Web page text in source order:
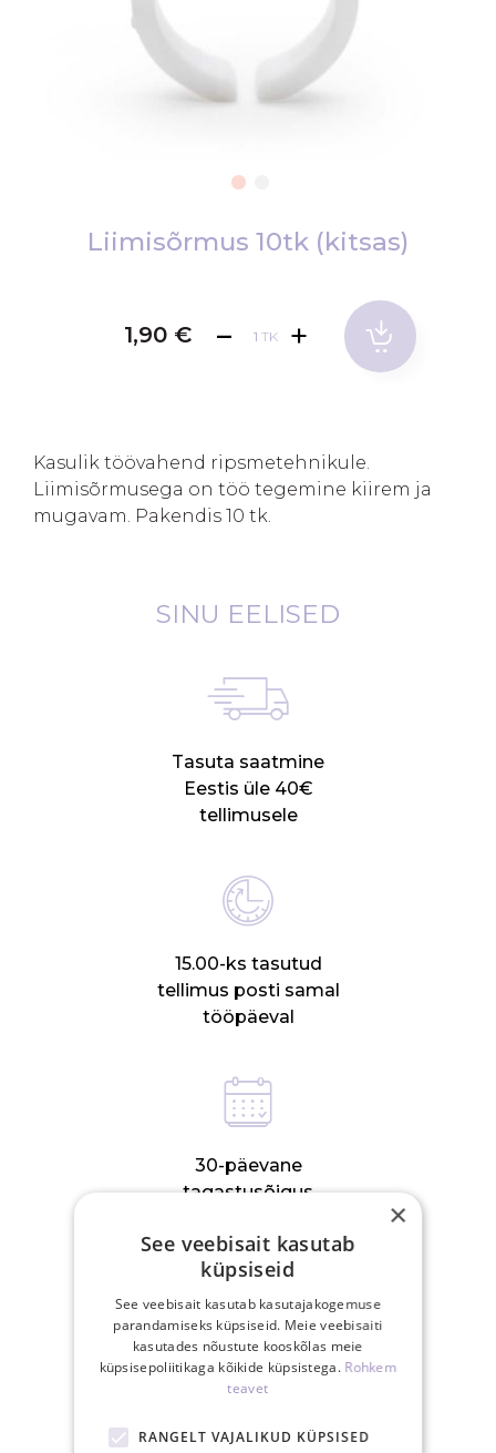
Liimisõrmus 10tk (kitsas)
1,90 € TK
Kasulik töövahend ripsmetehnikule.
Liimisõrmusega on töö tegemine kiirem ja
mugavam. Pakendis 10 tk.
SINU EELISED
Tasuta saatmine
Eestis üle 40€
tellimusele
15.00-ks tasutud
tellimus posti samal
tööpäeval
30-päevane
tagastusõigus
SEOTUD TOOTED
×
See veebisait kasutab
küpsiseid
See veebisait kasutab kasutajakogemuse
parandamiseks küpsiseid. Meie veebisaiti
kasutades nõustute kooskõlas meie
küpsisepoliitikaga kõikide küpsistega. Rohkem
teavet
RANGELT VAJALIKUD KÜPSISED